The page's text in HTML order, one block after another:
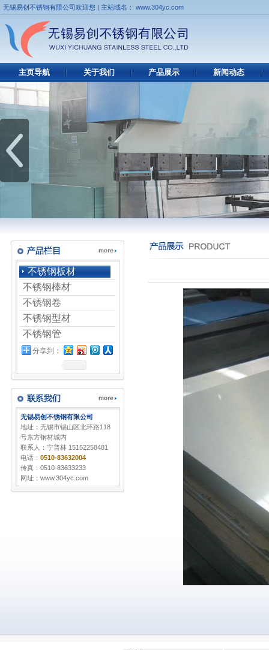
无锡易创不锈钢有限公司欢迎您 | 主站域名： www.304yc.com
主页导航 关于我们 产品展示 新闻动态
不锈钢板材
不锈钢棒材
不锈钢卷
不锈钢型材
不锈钢管
分享到：
无锡易创不锈钢有限公司
地址：无锡市锡山区北环路118
号东方钢材城内
联系人：宁普林 15152258481
电话： 0510-83632004
传真：0510-83633233
网址：www.304yc.com